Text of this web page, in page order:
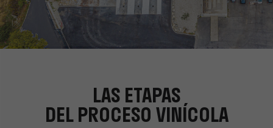
LAS ETAPAS
DEL PROCESO VINÍCOLA